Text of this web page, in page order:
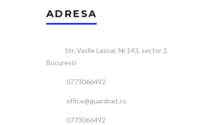
ADRESA
Str. Vasile Lascar, Nr.143, sector 2,
Bucuresti
0773066492
office@guardnet.ro
0773066492